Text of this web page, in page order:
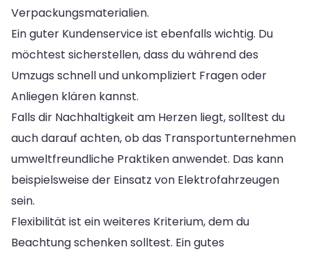
Verpackungsmaterialien.
Ein guter Kundenservice ist ebenfalls wichtig. Du
möchtest sicherstellen, dass du während des
Umzugs schnell und unkompliziert Fragen oder
Anliegen klären kannst.
Falls dir Nachhaltigkeit am Herzen liegt, solltest du
auch darauf achten, ob das Transportunternehmen
umweltfreundliche Praktiken anwendet. Das kann
beispielsweise der Einsatz von Elektrofahrzeugen
sein.
Flexibilität ist ein weiteres Kriterium, dem du
Beachtung schenken solltest. Ein gutes